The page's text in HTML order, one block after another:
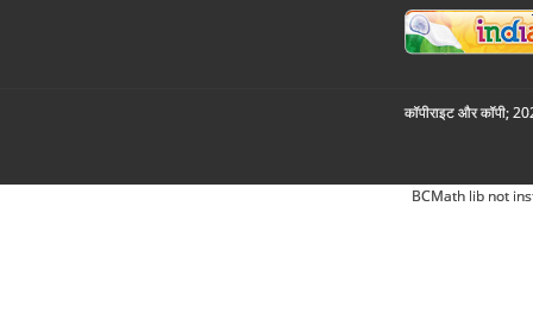
कॉपीराइट और कॉपी;
BCMath lib not